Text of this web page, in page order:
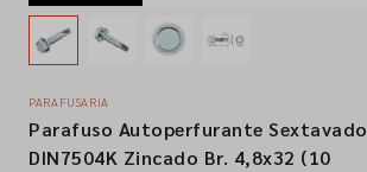
Contactos
Siga-nos nas redes sociais
PARAFUSARIA
Parafuso Autoperfurante Sextavado
DIN7504K Zincado Br. 4,8x32 (10